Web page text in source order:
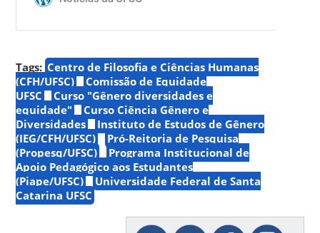
Tags: Centro de Filosofia e Ciências Humanas
(CFH/UFSC)
Comissão de Equidade
UFSC
Curso "Gênero diversidades e
equidade"
Curso Ciência Gênero e
Diversidades
Instituto de Estudos de Gênero
(IEG/CFH/UFSC)
Pró-Reitoria de Pesquisa
(Propesq/UFSC)
Programa Institucional de
Apoio Pedagógico aos Estudantes
(Piape/UFSC)
Universidade Federal de Santa
Catarina UFSC